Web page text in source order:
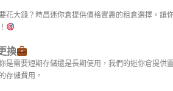
花大錢？時昌迷你倉提供價格實惠的租倉選擇，讓
換
是需要短期存儲還是長期使用，我們的迷你倉提供
存儲費用。